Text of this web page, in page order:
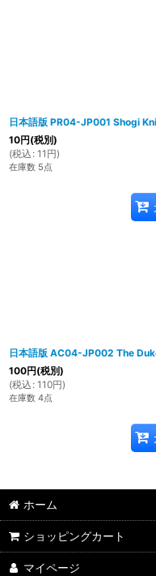
日本語版 PR04-JP001 Shogi
10円(税別)
(税込 : 11 円)
在庫数 5点
日本語版 AC04-JP002 The
100円(税別)
(税込 : 110円)
在庫数 4点
ホーム
ショッピングカート
マイページ